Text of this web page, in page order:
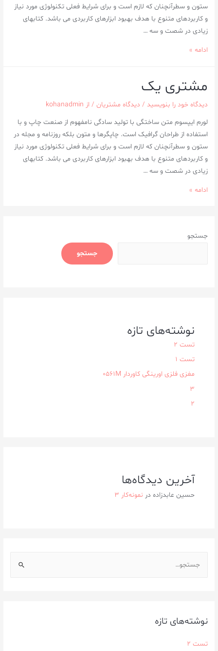
جستجو
جستجو
نوشته‌های تازه
تست 2
تست 1
مغزی فلزی اورینگی کاوردار ۰۵۶۱M
3
2
آخرین دیدگاه‌ها
حسین عابدزاده در نمونه‌کار ۳
نوشته‌های تازه
تست 2
ستون و سطرآنچنان که لازم است و برای شرایط فعلی تکنولوژی مورد نیاز
و کاربردهای متنوع با هدف بهبود ابزارهای کاربردی می باشد. کتابهای
زیادی در شصت و سه …
ادامه »
مشتری یک
دیدگاه‌ خود را بنویسید / دیدگاه مشتریان / از kohanadmin
لورم ایپسوم متن ساختگی با تولید سادگی نامفهوم از صنعت چاپ و با
استفاده از طراحان گرافیک است. چاپگرها و متون بلکه روزنامه و مجله در
ستون و سطرآنچنان که لازم است و برای شرایط فعلی تکنولوژی مورد نیاز
و کاربردهای متنوع با هدف بهبود ابزارهای کاربردی می باشد. کتابهای
زیادی در شصت و سه …
ادامه »